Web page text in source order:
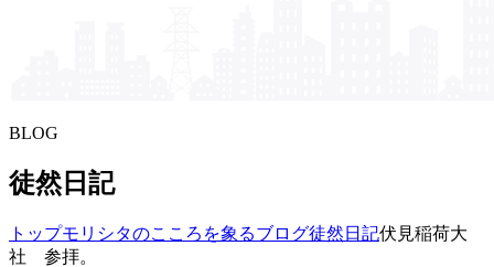
BLOG
徒然日記
トップモリシタの​こころを​象る​ブログ徒然日記伏見稲荷大
社 参拝。